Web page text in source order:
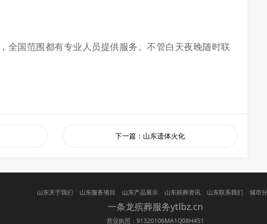
全国范围都有专业人员提供服务。不管白天夜晚随时联
下一篇：山东遗体火化
山东关于我们 山东服务项目 山东产品展示 山东殡葬资讯 山东联系我们 城市
一条龙殡葬服务ytlbz.cn
营业执照：91320106MA1Q08H451